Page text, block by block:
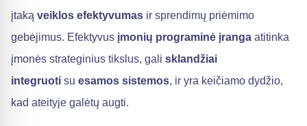
įtaką veiklos efektyvumas ir sprendimų priėmimo
gebėjimus. Efektyvus įmonių programinė įranga atitinka
įmonės strateginius tikslus, gali sklandžiai
integruoti su esamos sistemos, ir yra keičiamo dydžio,
kad ateityje galėtų augti.